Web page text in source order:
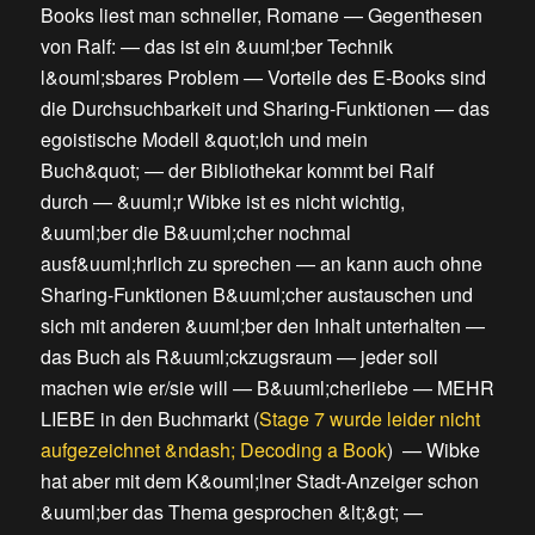
Books liest man schneller, Romane—Gegenthesen
von Ralf: —das ist ein &uuml;ber Technik
l&ouml;sbares Problem—Vorteile des E-Books sind
die Durchsuchbarkeit und Sharing-Funktionen —das
egoistische Modell &quot;Ich und mein
Buch&quot; —der Bibliothekar kommt bei Ralf
durch —&uuml;r Wibke ist es nicht wichtig,
&uuml;ber die B&uuml;cher nochmal
ausf&uuml;hrlich zu sprechen —an kann auch ohne
Sharing-Funktionen B&uuml;cher austauschen und
sich mit anderen &uuml;ber den Inhalt unterhalten —
das Buch als R&uuml;ckzugsraum— jeder soll
machen wie er/sie will — B&uuml;cherliebe— MEHR
LIEBE in den Buchmarkt(Stage 7 wurde leider nicht
aufgezeichnet &ndash; Decoding a Book) —Wibke
hat aber mit dem K&ouml;lner Stadt-Anzeiger schon
&uuml;ber das Thema gesprochen &lt;&gt; —